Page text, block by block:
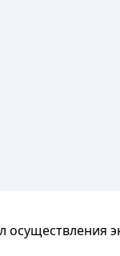
осуществления